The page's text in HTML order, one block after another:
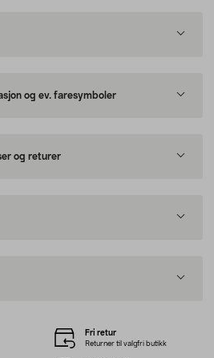
og ev. faresymboler
og returer
Fri retur
Returner til valgfri butikk